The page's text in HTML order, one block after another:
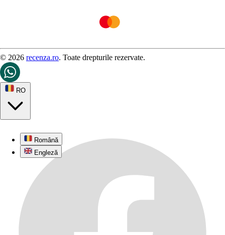
© 2026 recenza.ro. Toate drepturile rezervate.
RO
Română
Engleză